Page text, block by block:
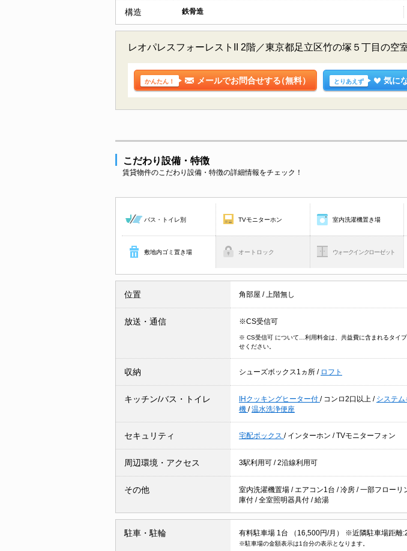
構造 鉄骨造
レオパレスフォーレストII 2階／東京都足立区竹の塚５丁目の空
かんたん！ メールでお問合せする（無料） とりあえず 気に
こだわり設備・特徴
賃貸物件のこだわり設備・特徴の詳細情報をチェック！
バス・トイレ別 TVモニターホン 室内洗濯機置き場
敷地内ゴミ置き場 オートロック ウォークインクローゼット
位置 角部屋 / 上階無し
放送・通信 ※CS受信可
※ CS受信可 について…利用料金は、共益費に含まれるタイ
せください。
収納 シューズボックス1ヵ所 / ロフト
キッチン/バス・トイレ IHクッキングヒーター付 / コンロ2口以上 / システム
機 /温水洗浄便座
セキュリティ 宅配ボックス / インターホン /TVモニターフォン
周辺環境・アクセス 3駅利用可 /2沿線利用可
その他 室内洗濯機置場 / エアコン1台 /冷房 /一部フローリ
庫付 /全室照明器具付 /給湯
駐車・駐輪 有料駐車場 1台 （16,500円/月） ※近隣駐車場距離
※駐車場の金額表示は1台分の表示となります。